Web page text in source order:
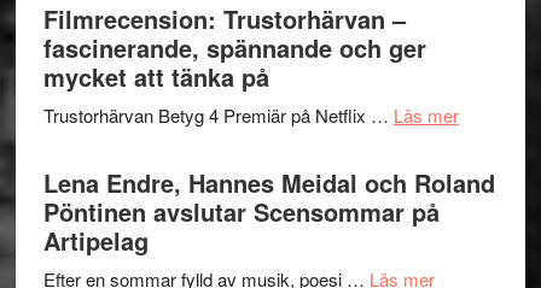
hjärtevarm
–
Delvis
bortom
Filmrecension: Trustorhärvan –
fascinerande, spännande och ger
mycket att tänka på
Trustorhärvan Betyg 4 Premiär på Netflix … Läs merom
–
Lena Endre, Hannes Meidal och Roland
Pöntinen avslutar Scensommar på
Artipelag
Efter en sommar fylld av musik, poesi … Läs merom